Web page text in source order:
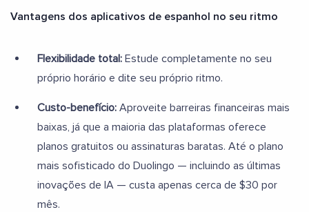
Vantagens dos aplicativos de espanhol no seu ritmo
Flexibilidade total: Estude completamente no seu
próprio horário e dite seu próprio ritmo.
Custo-benefício: Aproveite barreiras financeiras mais
baixas, já que a maioria das plataformas oferece
planos gratuitos ou assinaturas baratas. Até o plano
mais sofisticado do Duolingo — incluindo as últimas
inovações de IA — custa apenas cerca de $30 por
mês.